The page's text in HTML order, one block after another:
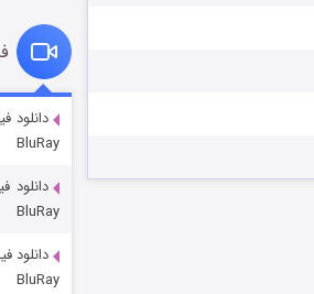
قسمت
دانلود
BluRay
دانلود
BluRay
دانلود
BluRay